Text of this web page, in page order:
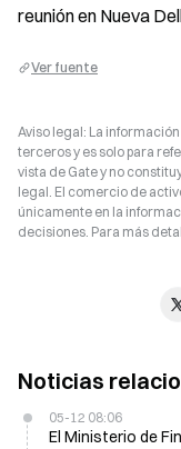
reunión en Nueva
Ver fuente
Aviso legal: La
terceros y es solo para
vista de Gate y no
legal. El comercio de
únicamente en la
decisiones. Para más
Noticias
05-12 08:06
El Ministerio de